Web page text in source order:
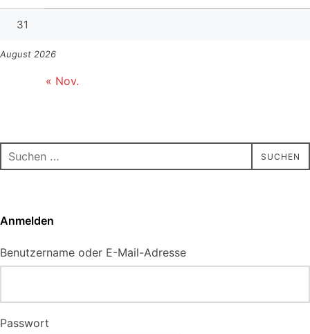
August 2026
31
« Nov.
Suchen
nach:
SUCHEN
Anmelden
Benutzername oder E-Mail-Adresse
Passwort